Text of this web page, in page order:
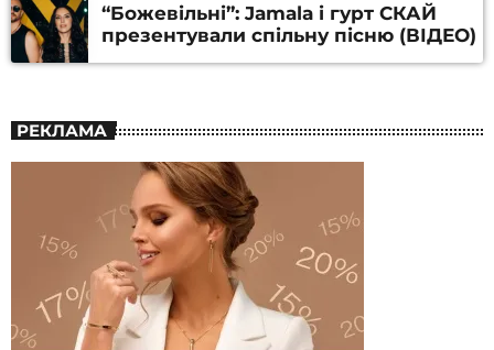
“Божевільні”: Jamala і гурт СКАЙ
презентували спільну пісню (ВІДЕО)
РЕКЛАМА